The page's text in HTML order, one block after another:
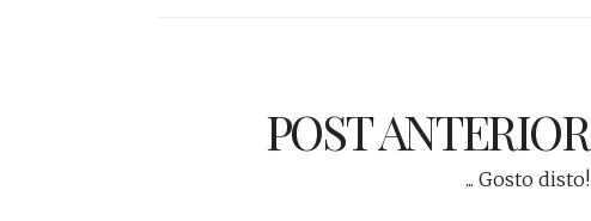
POST ANTERIOR
... Gosto disto!